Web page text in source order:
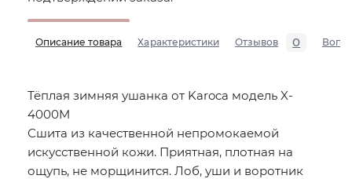
Описание товара Характеристики Отзывов 0
Тёплая зимняя ушанка от Karoca модель X-
4000M
Сшита из качественной непромокаемой
искусственной кожи. Приятная, плотная на
ощупь, не морщинится. Лоб, уши и воротник